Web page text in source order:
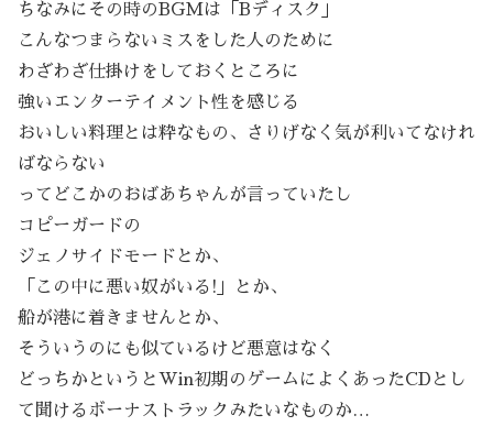
ちなみにその時のBGMは「Bディスク」
こんなつまらないミスをした人のために
わざわざ仕掛けをしておくところに
強いエンターテイメント性を感じる
おいしい料理とは粋なもの、さりげなく気が利いてなけれ
ばならない
ってどこかのおばあちゃんが言っていたし
コピーガードの
ジェノサイドモードとか、
「この中に悪い奴がいる!」とか、
船が港に着きませんとか、
そういうのにも似ているけど悪意はなく
どっちかというとWin初期のゲームによくあったCDとし
て聞けるボーナストラックみたいなものか…